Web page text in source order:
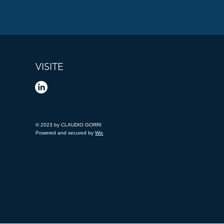
VISITE
© 2023 by CLAUDIO GORRI
Powered and secured byWix